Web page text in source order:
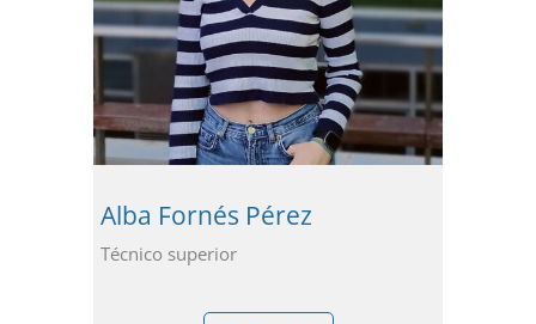
Alba Fornés Pérez
Técnico superior